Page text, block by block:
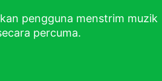
pengguna menstrim muzik
percuma.